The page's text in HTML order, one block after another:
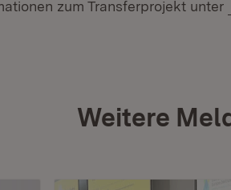
zum Transferprojekt unter
Weitere